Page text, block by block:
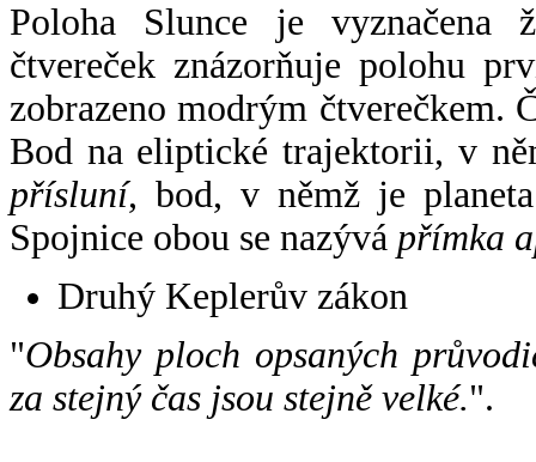
Poloha Slunce je vyznačena
čtvereček znázorňuje polohu
zobrazeno modrým čtverečkem.
Bod na eliptické trajektorii, v
přísluní, bod, v němž je
Spojnice obou se nazývá přímka
Druhý Keplerův zákon
"Obsahy ploch opsaných
za stejný čas jsou stejně velké.".